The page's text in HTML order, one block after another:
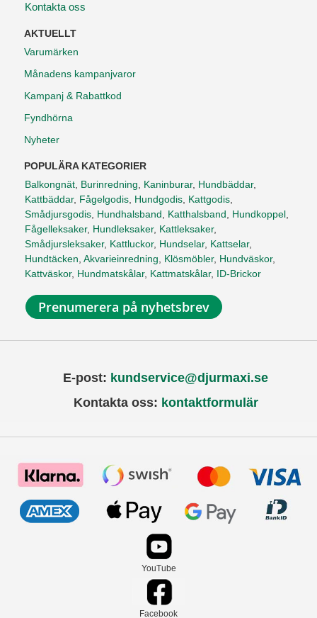
Kontakta oss
AKTUELLT
Varumärken
Månadens kampanjvaror
Kampanj & Rabattkod
Fyndhörna
Nyheter
POPULÄRA KATEGORIER
Balkongnät, Burinredning, Kaninburar, Hundbäddar,
Kattbäddar, Fågelgodis, Hundgodis, Kattgodis,
Smådjursgodis, Hundhalsband, Katthalsband, Hundkoppel,
Fågelleksaker, Hundleksaker, Kattleksaker,
Smådjursleksaker, Kattluckor, Hundselar, Kattselar,
Hundtäcken, Akvarieinredning, Klösmöbler, Hundväskor,
Kattväskor, Hundmatskålar, Kattmatskålar, ID-Brickor
Prenumerera på nyhetsbrev
E-post: kundservice@djurmaxi.se
Kontakta oss: kontaktformulär
YouTube
Facebook